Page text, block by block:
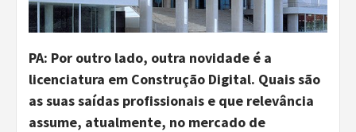
PA: Por outro lado, outra novidade é a
licenciatura em Construção Digital. Quais são
as suas saídas profissionais e que relevância
assume, atualmente, no mercado de